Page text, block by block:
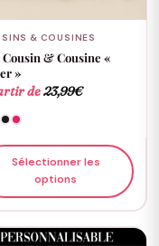
& COUSINES
& Cousine «
»
de23,99€
Sélectionner les
options